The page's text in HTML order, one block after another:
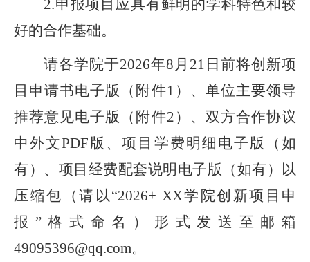
2.申报项目应具有鲜明的学科特色和较
好的合作基础。
请各学院于2026年8 月 21 日前将创新项
目申请书电子版（附件1 ）、单位主要领导
推荐意见电子版（附件2 ）、双方合作协议
中外文PDF版、项目学费明细电子版（如
有）、项目经费配套说明电子版（如有）以
压缩包（请以 “2026+ XX学院创新项目申
报 ”格式命名）形式发送至邮箱
49095396@qq.com。